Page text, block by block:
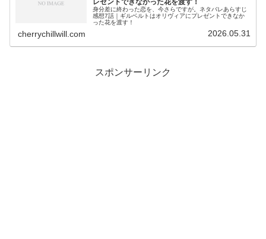
レゼントできなかった花を渡す！
身分差に終わった恋を、今さらですが。ネタバレあらすじ
感想7話｜ギルベルトはオリヴィアにプレゼントできなか
った花を渡す！
cherrychillwill.com 2026.05.31
スポンサーリンク